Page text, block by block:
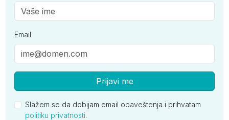
Email
Prijavi me
Slažem se da dobijam email obaveštenja i prihvatam
politiku privatnosti.